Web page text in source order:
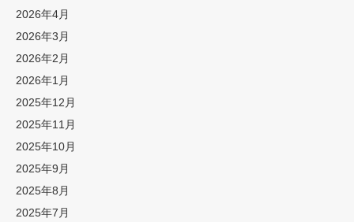
2026年4月
2026年3月
2026年2月
2026年1月
2025年12月
2025年11月
2025年10月
2025年9月
2025年8月
2025年7月